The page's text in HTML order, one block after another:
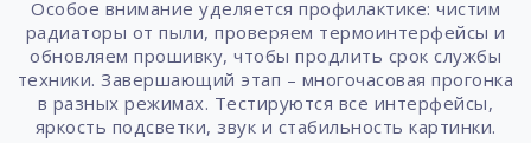
Особое внимание уделяется профилактике: чистим
радиаторы от пыли, проверяем термоинтерфейсы и
обновляем прошивку, чтобы продлить срок службы
техники. Завершающий этап – многочасовая прогонка
в разных режимах. Тестируются все интерфейсы,
яркость подсветки, звук и стабильность картинки.